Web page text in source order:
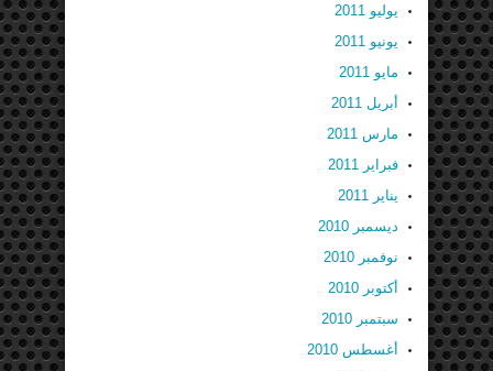
يوليو 2011
يونيو 2011
مايو 2011
أبريل 2011
مارس 2011
فبراير 2011
يناير 2011
ديسمبر 2010
نوفمبر 2010
أكتوبر 2010
سبتمبر 2010
أغسطس 2010